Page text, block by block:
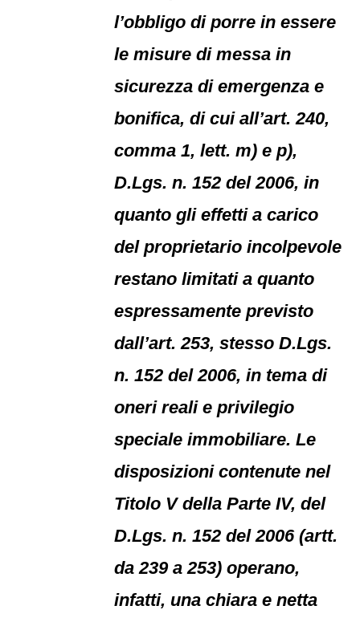
l’obbligo di porre in essere
le misure di messa in
sicurezza di emergenza e
bonifica, di cui all’art. 240,
comma 1, lett. m) e p),
D.Lgs. n. 152 del 2006, in
quanto gli effetti a carico
del proprietario incolpevole
restano limitati a quanto
espressamente previsto
dall’art. 253, stesso D.Lgs.
n. 152 del 2006, in tema di
oneri reali e privilegio
speciale immobiliare. Le
disposizioni contenute nel
Titolo V della Parte IV, del
D.Lgs. n. 152 del 2006 (artt.
da 239 a 253) operano,
infatti, una chiara e netta